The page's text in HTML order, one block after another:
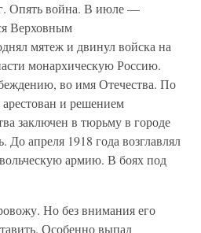
Опять война. В июле —
Верховным
мятеж и двинул войска на
монархическую Россию.
во имя Отечества. По
и решением
заключен в тюрьму в городе
апреля 1918 года возглавлял
армию. В боях под
Но без внимания его
Особенно выпад